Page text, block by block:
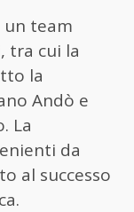
team
tra cui la
la
Andò e
La
da
al successo